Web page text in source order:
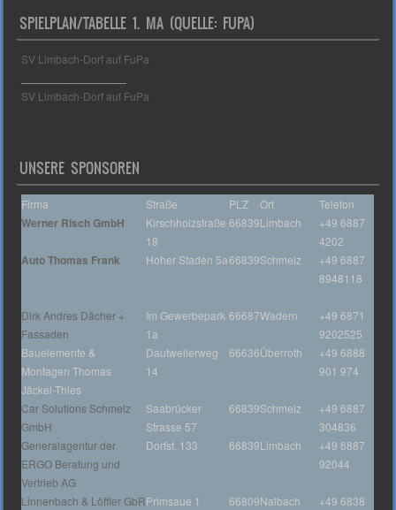
SPIELPLAN/TABELLE 1. MA (QUELLE: FUPA)
SV Limbach-Dorf auf FuPa
SV Limbach-Dorf auf FuPa
UNSERE SPONSOREN
Firma Straße PLZ Ort Telefon
Werner Risch GmbH
Kirschholzstraße
18
66839Limbach
+49 6887
4202
Auto Thomas Frank Hoher Staden 5a66839Schmelz
+49 6887
8948118
Dirk Andres Dächer +
Fassaden
Im Gewerbepark
1a
66687Wadern
+49 6871
9202525
Bauelemente &
Montagen Thomas
Jäckel-Thies
Dautweilerweg
14
66636Überroth
+49 6888
901 974
Car Solutions Schmelz
GmbH
Saabrücker
Strasse 57
66839Schmelz
+49 6887
304836
Generalagentur der
ERGO Beratung und
Vertrieb AG
Dorfst. 133 66839Limbach
+49 6887
92044
Linnenbach & Löffler GbRPrimsaue 1 66809Nalbach
+49 6838